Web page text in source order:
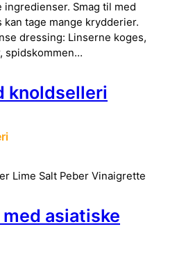
ingredienser. Smag til med
tage mange krydderier.
dressing: Linserne koges,
spidskommen…
knoldselleri
Lime Salt Peber Vinaigrette
asiatiske